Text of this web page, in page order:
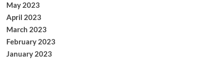
May 2023
April 2023
March 2023
February 2023
January 2023